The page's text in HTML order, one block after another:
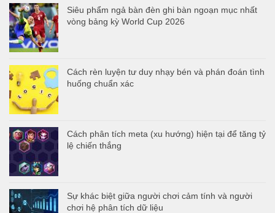
Siêu phẩm ngả bàn đèn ghi bàn ngoạn mục nhất
vòng bảng kỳ World Cup 2026
Cách rèn luyện tư duy nhạy bén và phán đoán tình
huống chuẩn xác
Cách phân tích meta (xu hướng) hiện tại để tăng tỷ
lệ chiến thắng
Sự khác biệt giữa người chơi cảm tính và người
chơi hệ phân tích dữ liệu